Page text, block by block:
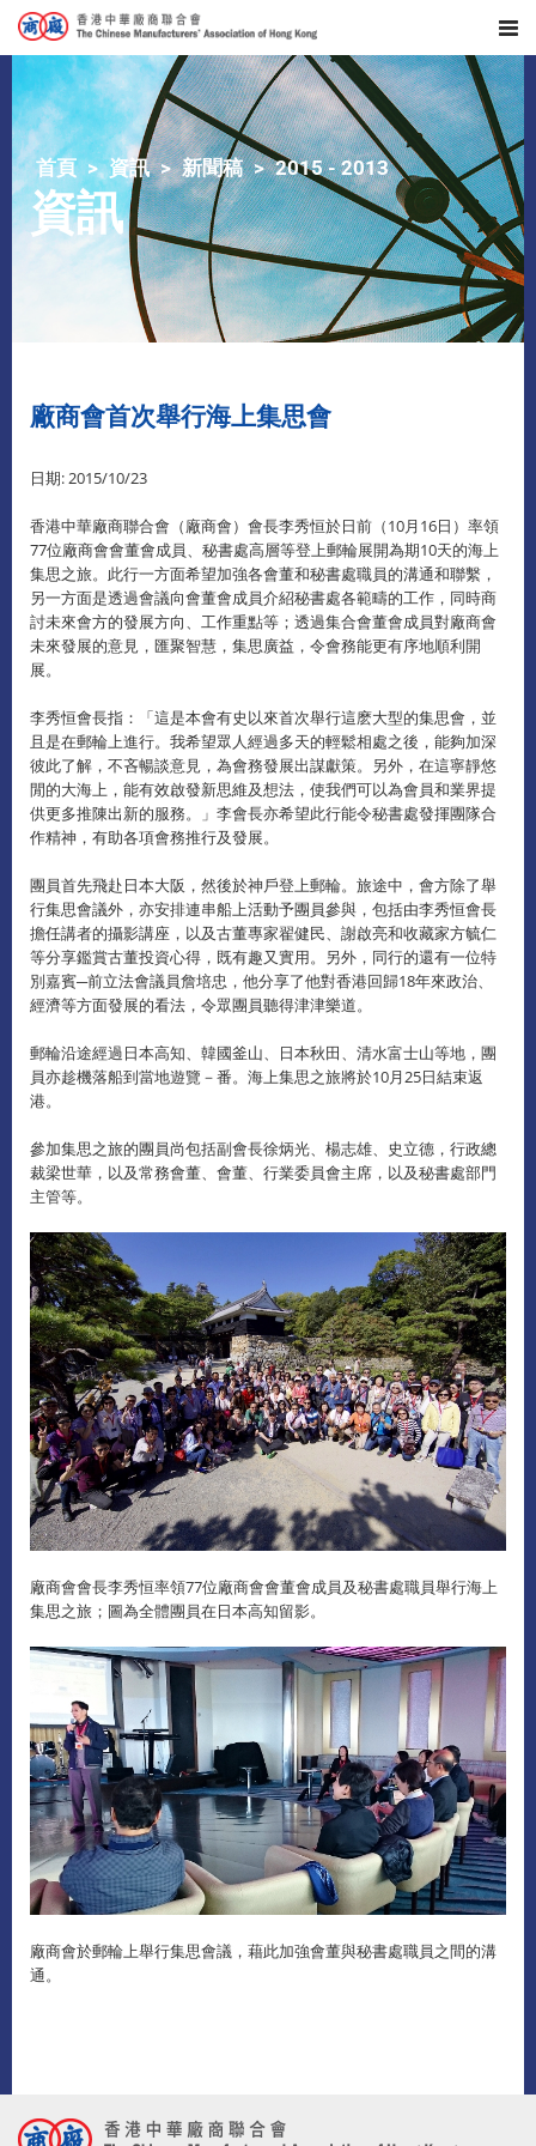
首頁 資訊 新聞稿 2015 - 2013
資訊
廠商會首次舉行海上集思會
日期: 2015/10/23
香港中華廠商聯合會（廠商會）會長李秀恒於日前（10月16日）率領
77位廠商會會董會成員、秘書處高層等登上郵輪展開為期10天的海上
集思之旅。此行一方面希望加強各會董和秘書處職員的溝通和聯繫，
另一方面是透過會議向會董會成員介紹秘書處各範疇的工作，同時商
討未來會方的發展方向、工作重點等；透過集合會董會成員對廠商會
未來發展的意見，匯聚智慧，集思廣益，令會務能更有序地順利開
展。
李秀恒會長指：「這是本會有史以來首次舉行這麽大型的集思會，並
且是在郵輪上進行。我希望眾人經過多天的輕鬆相處之後，能夠加深
彼此了解，不吝暢談意見，為會務發展出謀獻策。另外，在這寧靜悠
閒的大海上，能有效啟發新思維及想法，使我們可以為會員和業界提
供更多推陳出新的服務。」李會長亦希望此行能令秘書處發揮團隊合
作精神，有助各項會務推行及發展。
團員首先飛赴日本大阪，然後於神戶登上郵輪。旅途中，會方除了舉
行集思會議外，亦安排連串船上活動予團員參與，包括由李秀恒會長
擔任講者的攝影講座，以及古董專家翟健民、謝啟亮和收藏家方毓仁
等分享鑑賞古董投資心得，既有趣又實用。另外，同行的還有一位特
別嘉賓─前立法會議員詹培忠，他分享了他對香港回歸18年來政治、
經濟等方面發展的看法，令眾團員聽得津津樂道。
郵輪沿途經過日本高知、韓國釜山、日本秋田、清水富士山等地，團
員亦趁機落船到當地遊覽－番。海上集思之旅將於10月25日結束返
港。
參加集思之旅的團員尚包括副會長徐炳光、楊志雄、史立德，行政總
裁梁世華，以及常務會董、會董、行業委員會主席，以及秘書處部門
主管等。
廠商會會長李秀恒率領77位廠商會會董會成員及秘書處職員舉行海上
集思之旅；圖為全體團員在日本高知留影。
廠商會於郵輪上舉行集思會議，藉此加強會董與秘書處職員之間的溝
通。